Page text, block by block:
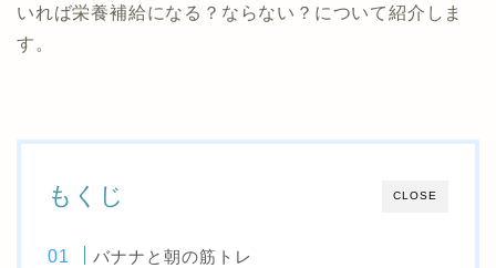
いれば栄養補給になる？ならない？について紹介しま
す。
CLOSE
もくじ
バナナと朝の筋トレ